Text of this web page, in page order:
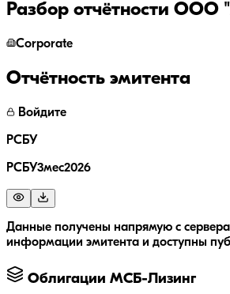
Разбор отчётности ООО
Corporate
Отчётность эмитента
Войдите
РСБУ
РСБУ3мес2026
Данные получены напрямую с
информации эмитента и доступны
Облигации МСБ-Лизинг